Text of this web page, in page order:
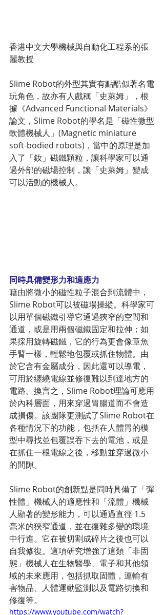
香港中文大學機械與自動化工程系的張
麗教授
Slime Robot的外型其實有點酷似著名電
玩角色，故亦有人戲稱「史萊姆」，根
據《Advanced Functional Materials》
論文，Slime Robot的學名是「磁性微型
軟體機械人」(Magnetic miniature
soft-bodied robots)，當中的原理是加
入了「釹」磁鐵顆粒，讓科學家可以通
過外部的磁場控制，讓「史萊姆」變成
可以活動的機械人。
同時具備變形力和適應力
藉由將微小的磁性粒子混合到流體中，
Slime Robot可以被磁場操縱。科學家可
以用單個磁鐵引導它通過狹窄的空間和
通道，或是用兩個磁鐵固定和拉伸；如
果採用旋轉磁鐵，它的行為更會像章魚
手臂一樣，輕鬆地包覆或抓住物體。由
於它含有金屬成分，因此還可以導電，
可用於纏繞電線並修復難以到達地方的
電路。換言之，Slime Robot理論可應用
於內科層面，用來穿過胃腸道而不會造
成損傷。該團隊更測試了Slime Robot在
各種情況下的功能，包括在人體胃的模
型中尋找並包覆誤吞下去的電池，或是
在抓住一根電線之後，移動並穿過微小
的間隙。
Slime Robot的創新點是同時具備了「彈
性體」機械人的適應性和「流體」機械
人顯著的變形能力，可以通過直徑 1.5
毫米的狹窄通道，並在復雜多變的環境
中行進。它在被切割成碎片之後也可以
自我修復。這項研究增強了這類「非固
態」機械人在生物醫學、電子和其他領
域的未來應用，包括抓取固體，運輸有
害物品、人體運動監測以及電路切換和
修復等。
https://www.youtube.com/watch?